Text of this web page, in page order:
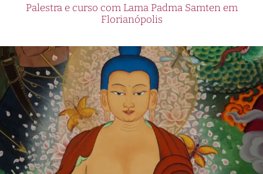
Palestra e curso com Lama Padma Samten em
Florianópolis